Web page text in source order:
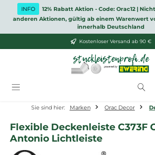
Zum Hauptinhalt springen
INFO
12% Rabatt Aktion - Code: Orac12 |
anderen Aktionen, gültig ab einem Warenwert
innerhalb Deutschland
Kostenloser Versand ab 90 €
Sie sind hier: Marken Orac Decor
Flexible Deckenleiste C373F
Antonio Lichtleiste